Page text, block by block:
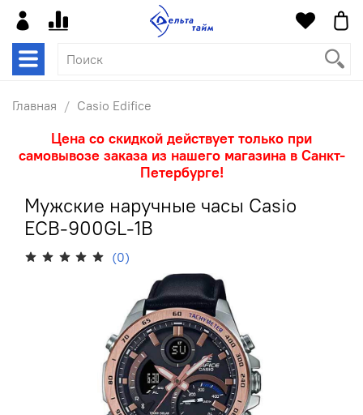
Главная Casio Edifice
Цена со скидкой действует только при
самовывозе заказа из нашего магазина в Санкт-
Петербурге!
Мужские наручные часы Casio
ECB-900GL-1B
(0)